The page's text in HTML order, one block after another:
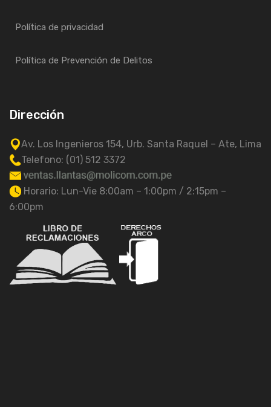
Política de privacidad
Política de Prevención de Delitos
Dirección
Av. Los Ingenieros 154, Urb. Santa Raquel – Ate, Lima
Telefono: (01) 512 3372
Horario: Lun-Vie 8:00am – 1:00pm / 2:15pm –
6:00pm